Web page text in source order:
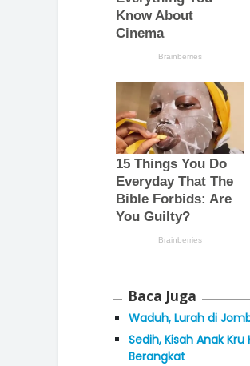
Baca Juga
Waduh, Lurah di
Sedih, Kisah Anak
Berangkat